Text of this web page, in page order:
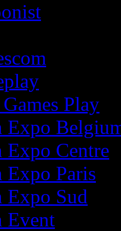
Play
Expo
Expo Centre
Expo Paris
Expo Sud
Event